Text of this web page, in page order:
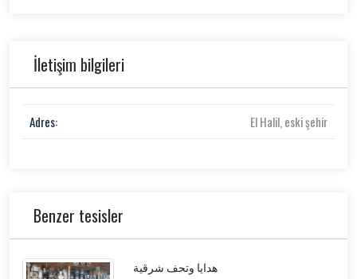
İletişim bilgileri
Adres: El Halil, eski şehir
Benzer tesisler
هدايا وتحف شرقية